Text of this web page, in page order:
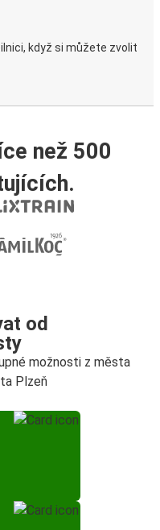
když si můžete zvolit
než 500
od
možnosti z města
Plzeň